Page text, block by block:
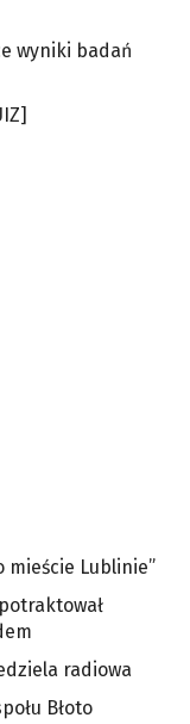
wyniki badań
mieście Lublinie”
radiowa
Błoto